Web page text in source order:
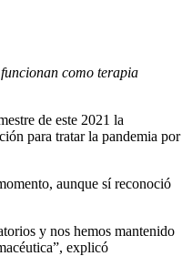
como terapia
de este 2021 la
para tratar la pandemia por
aunque sí reconoció
y nos hemos mantenido
explicó